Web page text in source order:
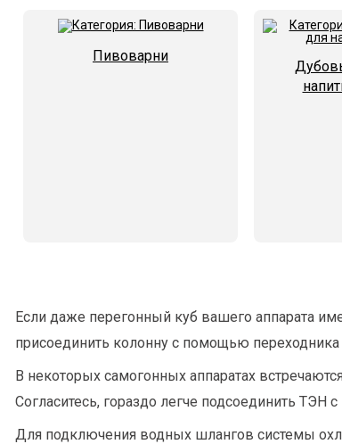
Пивоварни
Если даже перегонный куб вашего аппарата
присоединить колонну с помощью
В некоторых самогонных аппаратах
Согласитесь, гораздо легче подсоединить ТЭН
Для подключения водных шлангов системы